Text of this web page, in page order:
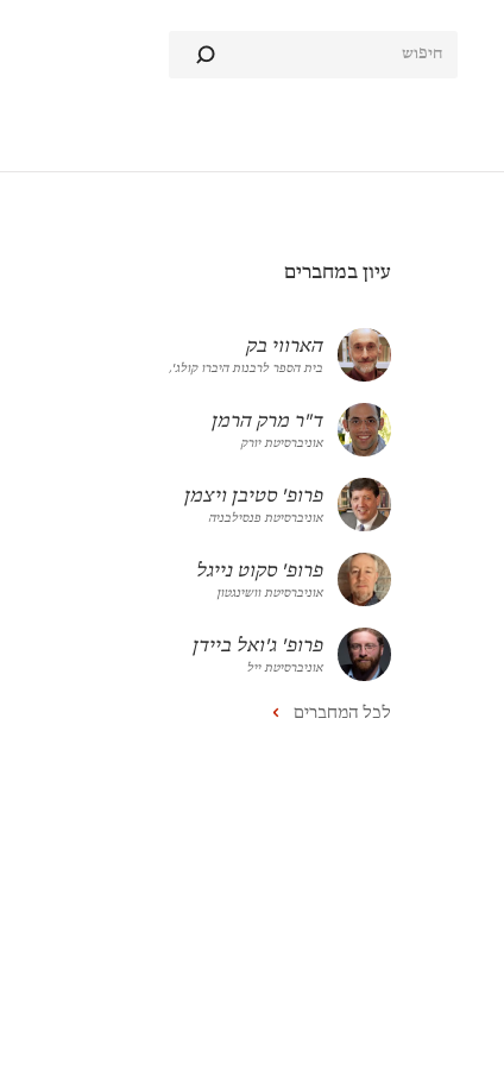
עיון במחברים
הארווי בק
בית הספר לרבנות היברו קולג',
ד"ר מרק הרמן
אוניברסיטת יורק
פרופ' סטיבן ויצמן
אוניברסיטת פנסילבניה
פרופ' סקוט נייגל
אוניברסיטת וושינגטון
פרופ' ג'ואל ביידן
אוניברסיטת ייל
לכל המחברים